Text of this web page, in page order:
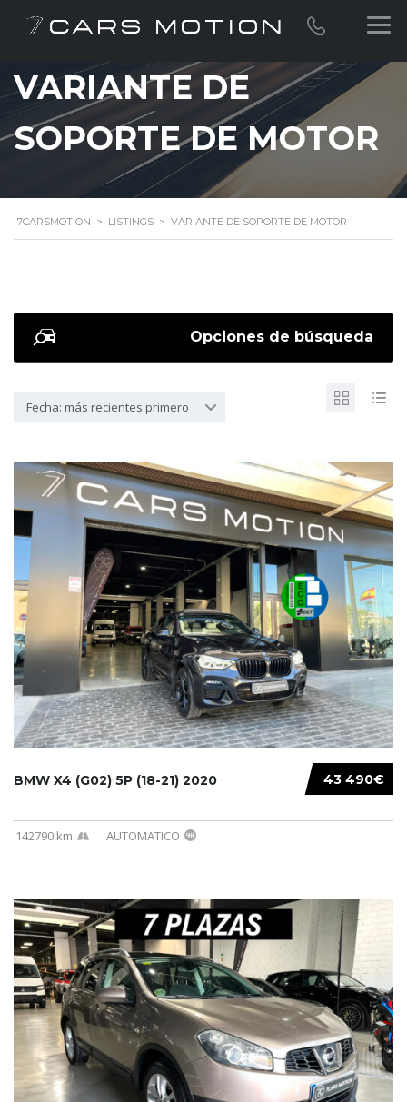
VARIANTE DE
SOPORTE DE MOTOR
7CARSMOTION > LISTINGS > VARIANTE DE SOPORTE DE MOTOR
Opciones de búsqueda
Fecha: más recientes primero
43 490€
BMW X4 (G02) 5P (18-21) 2020
142790 km AUTOMATICO